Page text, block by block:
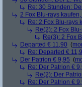
Re: 30 Stunden:
2 Fox Blu-rays
Re: 2 Fox Blu-rays
Re(2): 2 Fox
Re(3): 2 Fox
Departed € 11,90 (
Re: Departed €
Der Patrion € 9,95 (
Re: Der Patrion €
Re(2): Der
Re: Der Patrion €